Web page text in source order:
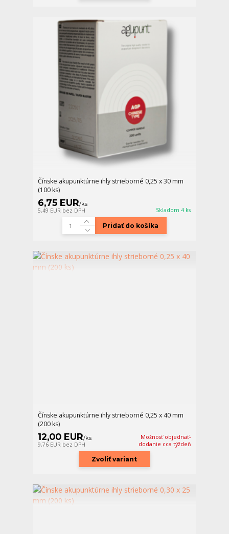
Čínske akupunktúrne ihly strieborné 0,25 x 30 mm
(100 ks)
6,75 EUR/ks
5,49 EUR bez DPH Skladom 4 ks
Pridať do košíka
Čínske akupunktúrne ihly strieborné 0,25 x 40 mm
(200 ks)
12,00 EUR/ks
9,76 EUR bez DPH
Možnosť objednať-
dodanie cca týždeň
Zvoliť variant